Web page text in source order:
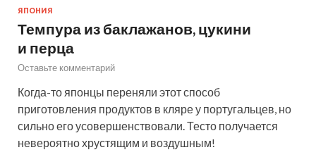
ЯПОНИЯ
Темпура из баклажанов, цукини
и перца
Оставьте комментарий
Когда-то японцы переняли этот способ
приготовления продуктов в кляре у португальцев, но
сильно его усовершенствовали. Тесто получается
невероятно хрустящим и воздушным!